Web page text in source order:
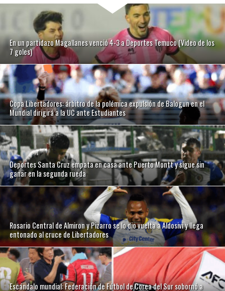
En un partidazo Magallanes venció 4-3 a Deportes Temuco (Video de los
7 goles)
Copa Libertadores: árbitro de la polémica expulsión de Balogun en el
Mundial dirigirá a la UC ante Estudiantes
Deportes Santa Cruz empata en casa ante Puerto Montt y sigue sin
ganar en la segunda rueda
Rosario Central de Almiron y Pizarro se lo dio vuelta a Aldosivi y llega
entonado al cruce de Libertadores
Escándalo mundial: Federación de Fútbol de Corea del Sur sobornó a